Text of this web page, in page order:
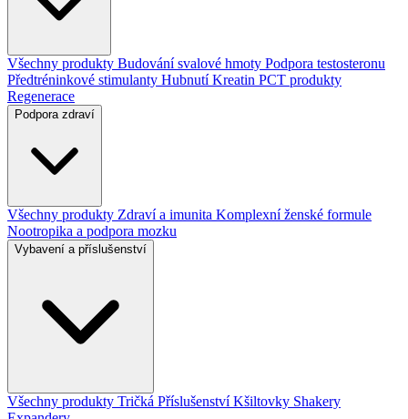
Všechny produkty Budování svalové hmoty Podpora testosteronu
Předtréninkové stimulanty HubnutíKreatin PCT produkty
Regenerace
Podpora zdraví
Všechny produkty Zdraví a imunita Komplexní ženské formule
Nootropika a podpora mozku
Vybavení a příslušenství
Všechny produkty Tričká PříslušenstvíKšiltovky Shakery